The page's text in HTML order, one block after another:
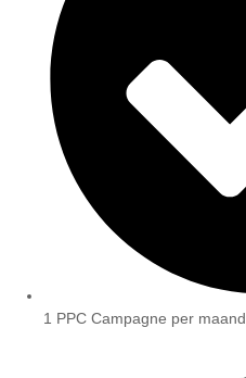
1 PPC Campagne per maand